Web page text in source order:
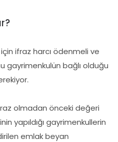
ifraz harcı ödenmeli ve
gayrimenkulün bağlı olduğu
olmadan önceki değeri
yapıldığı gayrimenkullerin
emlak beyan